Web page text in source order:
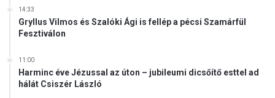
14:33
Gryllus Vilmos és Szalóki Ági is fellép a pécsi Szamárfül
Fesztiválon
11:00
Harminc éve Jézussal az úton – jubileumi dicsőítő esttel ad
hálát Csiszér László